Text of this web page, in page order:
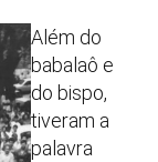
Além do
babalaô e
do bispo,
tiveram a
palavra